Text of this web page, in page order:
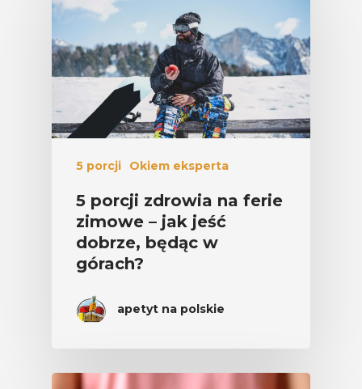
5 porcji Okiem eksperta
5 porcji zdrowia na ferie
zimowe – jak jeść
dobrze, będąc w
górach?
apetyt na polskie